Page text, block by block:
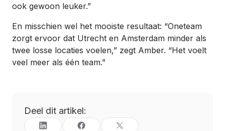
ook gewoon leuker.”
En misschien wel het mooiste resultaat: “Oneteam
zorgt ervoor dat Utrecht en Amsterdam minder als
twee losse locaties voelen,” zegt Amber. “Het voelt
veel meer als één team.”
Deel dit artikel: